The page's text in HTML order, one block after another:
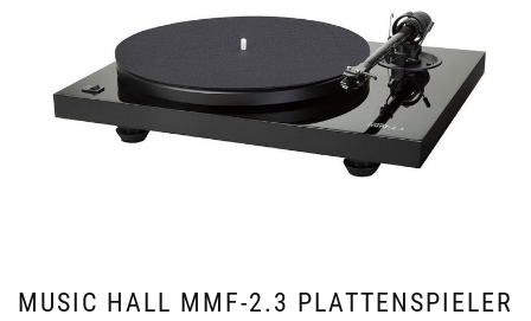
MUSIC HALL MMF-2.3 PLATTENSPIELER